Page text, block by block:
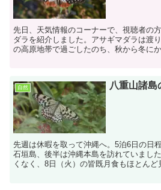
先日、天気情報のコーナーで、視聴者の
ダラを紹介しました。アサギマダラは渡
の高原地帯で過ごしたのち、秋から冬に
自然 八重山諸島
先週は休暇を取って沖縄へ。5泊6日の日
石垣島、後半は沖縄本島を訪れていまし
くなく、8日（火）の皆既月食もほとん